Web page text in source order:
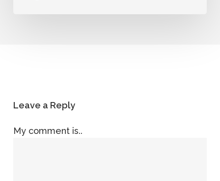
Leave a Reply
My comment is..